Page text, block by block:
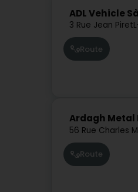
ADL Vehicle
3 Rue Jean Piret
Route
Ardagh Metal
56 Rue Charles
Route